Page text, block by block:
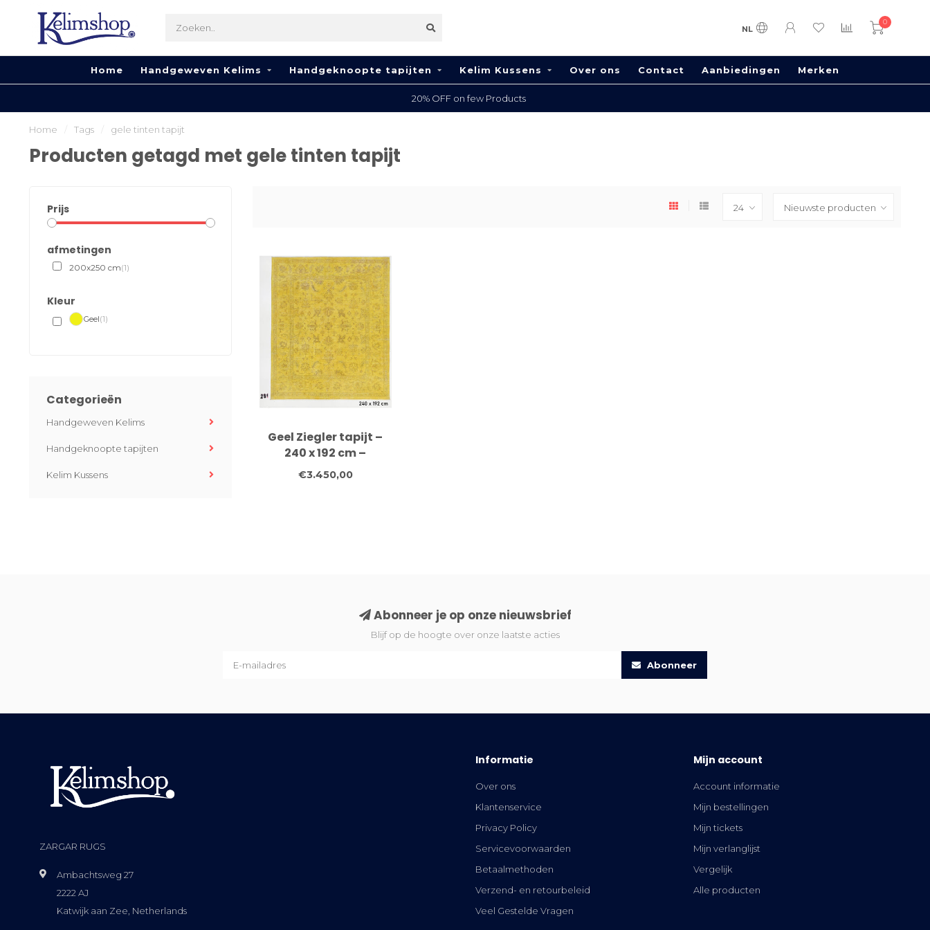
NL
0
Home Handgeweven Kelims Handgeknoopte tapijten Kelim Kussens Over ons Contact Aanbiedingen Merken
20% OFF on few Products
Home Tags gele tinten tapijt
Producten getagd met gele tinten tapijt
Prijs
afmetingen
200x250 cm(1)
Kleur
Geel(1)
Categorieën
Handgeweven Kelims
Handgeknoopte tapijten
Kelim Kussens
Geel Ziegler tapijt –
240 x 192 cm –
Handgeknoopt wollen
vloerkleed
€3.450,00
Abonneer je op onze nieuwsbrief
Blijf op de hoogte over onze laatste acties
Abonneer
ZARGAR RUGS
Ambachtsweg 27
2222 AJ
Katwijk aan Zee, Netherlands
Informatie
Over ons
Klantenservice
Privacy Policy
Servicevoorwaarden
Betaalmethoden
Verzend- en retourbeleid
Veel Gestelde Vragen
Mijn account
Account informatie
Mijn bestellingen
Mijn tickets
Mijn verlanglijst
Vergelijk
Alle producten